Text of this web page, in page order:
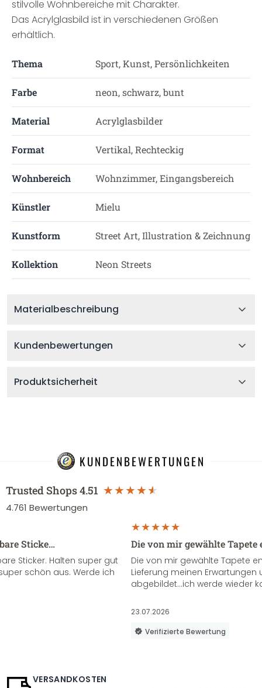
stilvolle Wohnbereiche mit Charakter.
Das Acrylglasbild ist in verschiedenen Größen
erhältlich.
Thema Sport, Kunst, Persönlichkeiten
Farbe neon, schwarz, bunt
Material Acrylglasbilder
Format Vertikal, Rechteckig
Wohnbereich Wohnzimmer, Eingangsbereich
Künstler Mielu
Kunstform Street Art, Illustration & Zeichnung
Kollektion Neon Streets
Materialbeschreibung
Kundenbewertungen
Produktsicherheit
KUNDENBEWERTUNGEN
Trusted Shops4.51
4.761 Bewertungen
Sticke…
Sticker. Halten super gut
schön aus. Werde ich
Die von mir gewählte
Die von mir gewählte Tapete
Lieferung meinen Erwartungen
abgebildet...ich werde wieder
23.07.2026
Verifizierte Bewertung
VERSANDKOSTEN